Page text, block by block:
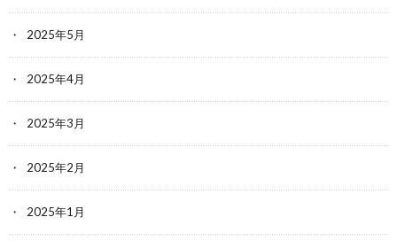
2025年5月
2025年4月
2025年3月
2025年2月
2025年1月